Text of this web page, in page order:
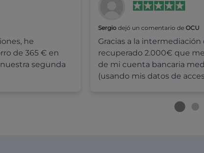
he
de 365 € en
segunda
Sergiodejó un comentario de OCU
Gracias a la intermediación
recuperado 2.000€ que
de mi cuenta bancaria
(usando mis datos de